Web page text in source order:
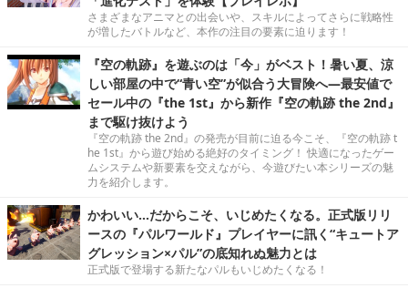
さまざまなアニマとの出会いや、スキルによってさらに戦略性
が増したバトルなど、本作の注目の要素に迫ります！
『空の軌跡』を遊ぶのは「今」がベスト！暑い夏、涼
しい部屋の中で“青い空”が似合う大冒険へ―最安値で
セール中の『the 1st』から新作『空の軌跡 the 2nd』
まで駆け抜けよう
『空の軌跡 the 2nd』の発売が目前に迫る今こそ、『空の軌跡 t
he 1st』から遊び始める絶好のタイミング！ 快適になったゲー
ムシステムや新要素を交えながら、今遊びたい本シリーズの魅
力を紹介します。
かわいい…だからこそ、いじめたくなる。正式版リリ
ースの『パルワールド』プレイヤーに訊く“キュートア
グレッション×パル”の底知れぬ魅力とは
正式版で登場する新たなパルもいじめたくなる！